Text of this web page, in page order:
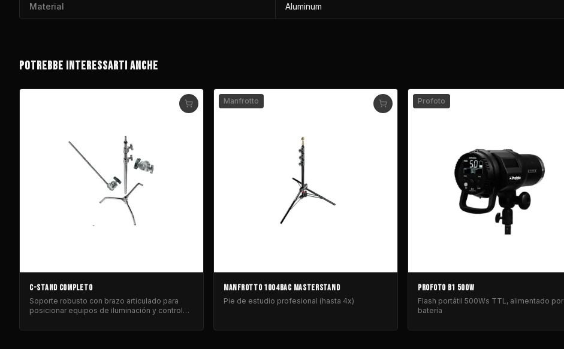
Material Aluminum
POTREBBE INTERESSARTI ANCHE
C-STAND COMPLETO
Soporte robusto con brazo articulado para
posicionar equipos de iluminación y control
Manfrotto
MANFROTTO 1004BAC MASTERSTAND
Pie de estudio profesional (hasta 4x)
Profoto
PROFOTO B1 500W
Flash portátil 500Ws TTL, alimentado por
batería